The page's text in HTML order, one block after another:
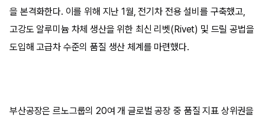
을 본격화한다. 이를 위해 지난 1월, 전기차 전용 설비를 구축했고,
고강도 알루미늄 차체 생산을 위한 최신 리벳(Rivet) 및 드릴 공법을
도입해 고급차 수준의 품질 생산 체계를 마련했다.
부산공장은 르노그룹의 20여 개 글로벌 공장 중 품질 지표 상위권을